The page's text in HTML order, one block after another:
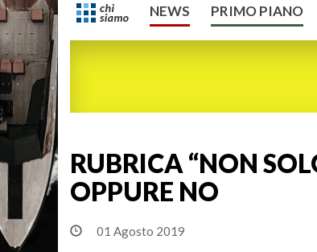
NEWS PRIMO PIANO
RUBRICA “NON
OPPURE NO
01 Agosto 2019